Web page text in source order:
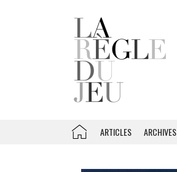
ARTICLES ARCHIVES